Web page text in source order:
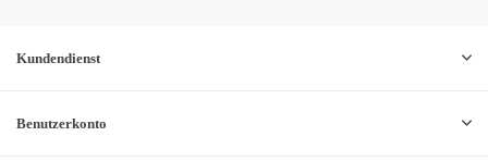
Kundendienst
Benutzerkonto